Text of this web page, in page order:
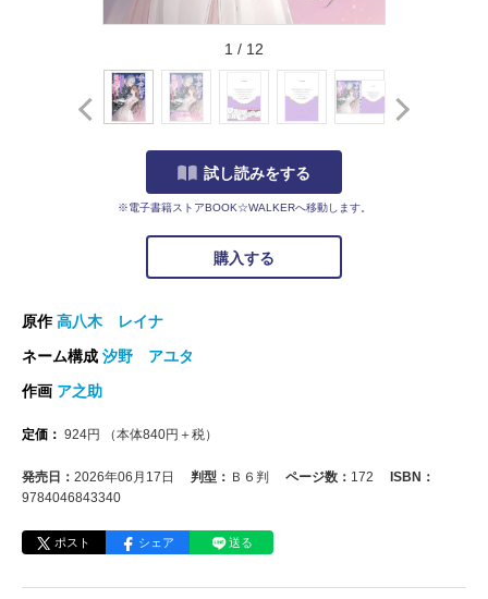
1 / 12
試し読みをする
※電子書籍ストアBOOK☆WALKERへ移動します。
購入する
原作高八木 レイナ
ネーム構成 汐野 アユタ
作画 ア之助
定価： 924円 （本体840円＋税）
発売日： 2026年06月17日 判型： Ｂ６判 ページ数： 172
ISBN：
9784046843340
ポスト シェア 送る